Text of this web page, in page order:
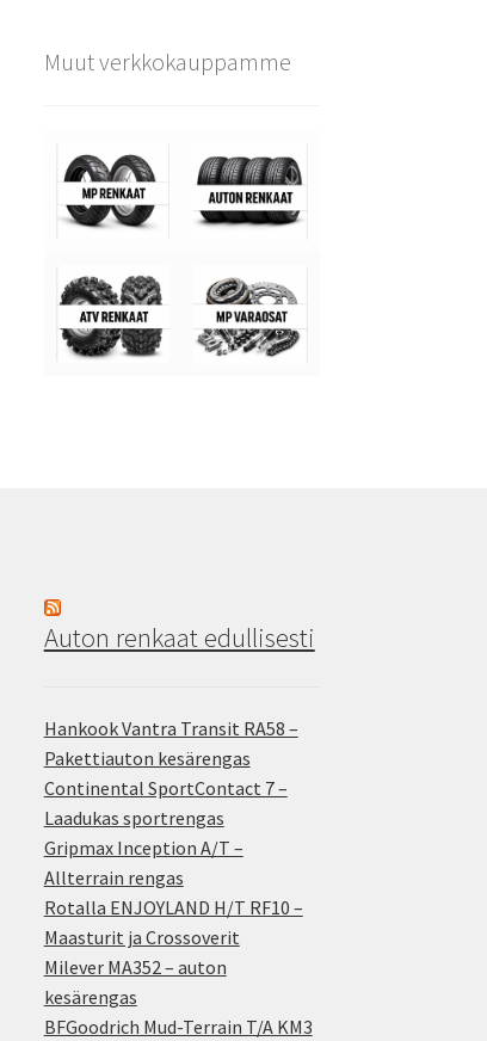
Muut verkkokauppamme
Auton renkaat edullisesti
Hankook Vantra Transit RA58 –
Pakettiauton kesärengas
Continental SportContact 7 –
Laadukas sportrengas
Gripmax Inception A/T –
Allterrain rengas
Rotalla ENJOYLAND H/T RF10 –
Maasturit ja Crossoverit
Milever MA352 – auton
kesärengas
BFGoodrich Mud-Terrain T/A KM3